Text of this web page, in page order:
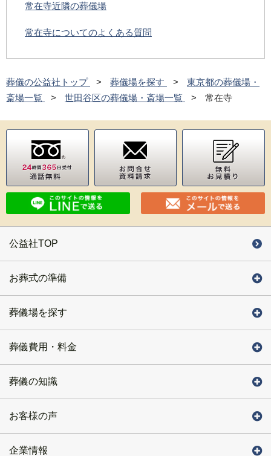
常在寺近隣の葬儀場
常在寺についてのよくある質問
葬儀の公益社トップ 葬儀場を探す
東京都の葬儀場・
斎場一覧
世田谷区の葬儀場・斎場一覧 常在寺
公益社TOP
お葬式の準備
葬儀場を探す
葬儀費用・料金
葬儀の知識
お客様の声
企業情報